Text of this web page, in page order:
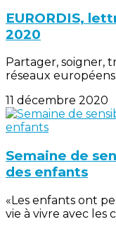
EURORDIS,
2020
Partager, soigner,
réseaux
11 décembre 2020
Semaine de
des enfants
«Les enfants ont
vie à vivre avec les